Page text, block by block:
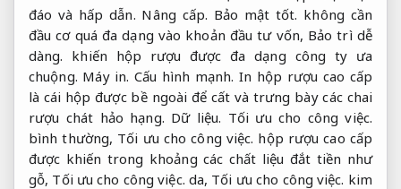
đáo và hấp dẫn. Nâng cấp. Bảo mật tốt. không cần
đầu cơ quá đa dạng vào khoản đầu tư vốn, Bảo trì dễ
dàng. khiến hộp rượu được đa dạng công ty ưa
chuộng. Máy in. Cấu hình mạnh. In hộp rượu cao cấp
là cái hộp được bề ngoài để cất và trưng bày các chai
rượu chát hảo hạng. Dữ liệu. Tối ưu cho công việc.
bình thường, Tối ưu cho công việc. hộp rượu cao cấp
được khiến trong khoảng các chất liệu đắt tiền như
gỗ, Tối ưu cho công việc. da, Tối ưu cho công việc. kim